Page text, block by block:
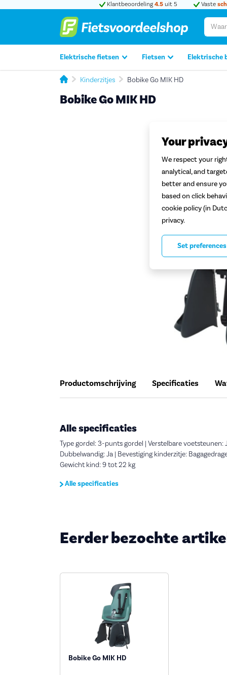
Klantbeoordeling 4.5 uit 5 Vaste
Elektrische fietsen Fietsen Elektrische
Kinderzitjes Bobike Go MIK HD
Bobike Go MIK HD
Productomschrijving Specificaties
Alle specificaties
Type gordel: 3-punts gordel | Verstelbare voetsteunen:
Dubbelwandig: Ja | Bevestiging kinderzitje:
Gewicht kind: 9 tot 22 kg
Alle specificaties
Eerder bezochte
Bobike Go MIK HD
Your
We respect your
analytical, and
better and ensure
based on click
cookie policy (in
privacy.
Set preferences